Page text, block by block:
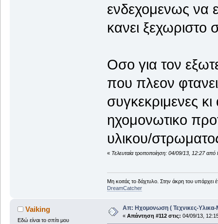
ενδεχομενως να
κανει ξεχωριστο
Οσο για τον
που πλεον
συγκεκριμενες
ηχομονωτικο
υλικου/
« Τελευταία τροποποίηση: 04/09/13, 12:27 από
Μη κοιτάς το δάχτυλο. Στην άκρη του υπάρχει
DreamCatcher
Vaiking
Εδώ είναι το σπίτι μου
Απ: Ηχομονωση ( Τεχνικες-Υλικα-
« Απάντηση #112 στις: 04/09/13,